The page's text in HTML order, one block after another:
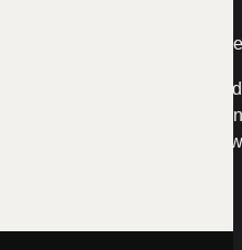
die Website rein, mal
dir 5.000 € bringt
pro Monat liegen lässt,
Preis von „machen wir